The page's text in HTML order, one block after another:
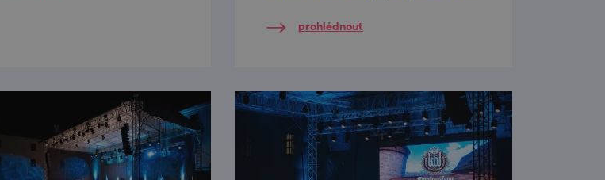
romantického prostředí hradu
prohlédnout